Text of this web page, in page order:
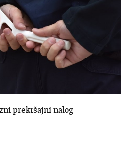
prekršajni nalog